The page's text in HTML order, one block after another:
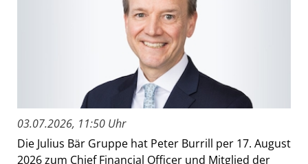
03.07.2026, 11:50 Uhr
Die Julius Bär Gruppe hat Peter Burrill per 17. August
2026 zum Chief Financial Officer und Mitglied der